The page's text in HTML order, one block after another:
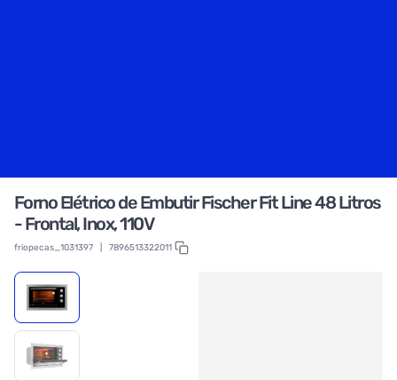
Forno Elétrico de Embutir Fischer Fit Line 48 Litros
- Frontal, Inox, 110V
friopecas_1031397 7896513322011